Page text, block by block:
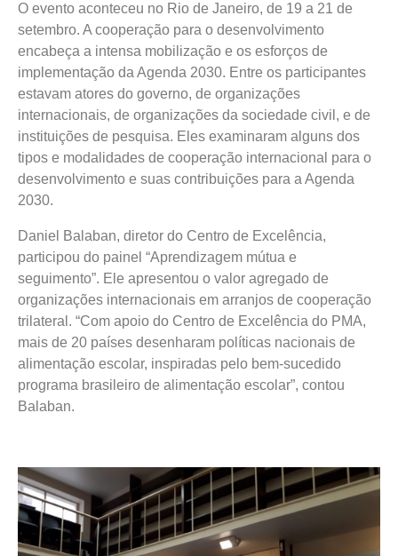
O evento aconteceu no Rio de Janeiro, de 19 a 21 de
setembro. A cooperação para o desenvolvimento
encabeça a intensa mobilização e os esforços de
implementação da Agenda 2030. Entre os participantes
estavam atores do governo, de organizações
internacionais, de organizações da sociedade civil, e de
instituições de pesquisa. Eles examinaram alguns dos
tipos e modalidades de cooperação internacional para o
desenvolvimento e suas contribuições para a Agenda
2030.
Daniel Balaban, diretor do Centro de Excelência,
participou do painel “Aprendizagem mútua e
seguimento”. Ele apresentou o valor agregado de
organizações internacionais em arranjos de cooperação
trilateral. “Com apoio do Centro de Excelência do PMA,
mais de 20 países desenharam políticas nacionais de
alimentação escolar, inspiradas pelo bem-sucedido
programa brasileiro de alimentação escolar”, contou
Balaban.